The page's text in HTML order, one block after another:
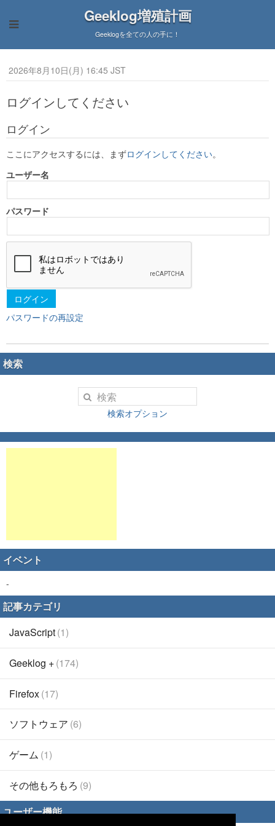
Geeklog増殖計画
Geeklogを全ての人の手に！
2026年8月10日(月) 16:45 JST
ログインしてください
ログイン
ここにアクセスするには、まずログインしてください。
ユーザー名
パスワード
ログイン
パスワードの再設定
検索
検索オプション
イベント
-
記事カテゴリ
JavaScript(1)
Geeklog +(174)
Firefox(17)
ソフトウェア (6)
ゲーム (1)
その他もろもろ (9)
ユーザー機能